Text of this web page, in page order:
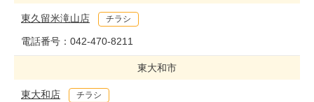
東久留米滝山店 チラシ
電話番号： 042-470-8211
東大和市
東大和店 チラシ